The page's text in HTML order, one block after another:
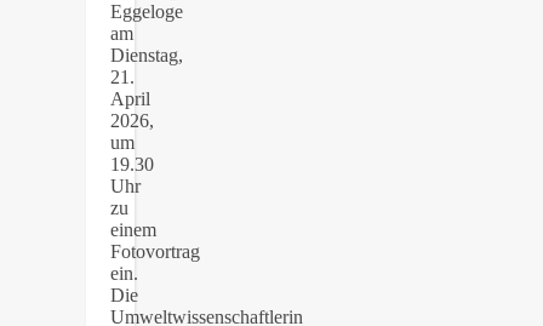
Eggeloge
am
Dienstag,
21.
April
2026,
um
19.30
Uhr
zu
einem
Fotovortrag
ein.
Die
Umweltwissenschaftlerin